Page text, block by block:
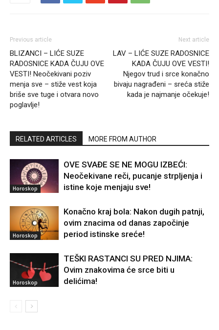
Previous article
BLIZANCI – LIĆE SUZE
RADOSNICE KADA ČUJU OVE
VESTI! Neočekivani poziv
menja sve – stiže vest koja
briše sve tuge i otvara novo
poglavlje!
Next article
LAV – LIĆE SUZE RADOSNICE
KADA ČUJU OVE VESTI!
Njegov trud i srce konačno
bivaju nagrađeni – sreća stiže
kada je najmanje očekuje!
RELATED ARTICLES MORE FROM AUTHOR
Horoskop
OVE SVAĐE SE NE MOGU IZBEĆI:
Neočekivane reči, pucanje strpljenja i
istine koje menjaju sve!
Horoskop
Konačno kraj bola: Nakon dugih patnji,
ovim znacima od danas započinje
period istinske sreće!
Horoskop
TEŠKI RASTANCI SU PRED NJIMA:
Ovim znakovima će srce biti u
delićima!